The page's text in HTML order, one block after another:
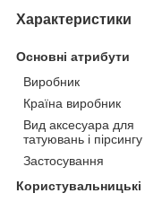
Характеристики
Основні атрибути
Виробник
Країна виробник
Вид аксесуара для
татуювань і пірсингу
Застосування
Користувальницькі